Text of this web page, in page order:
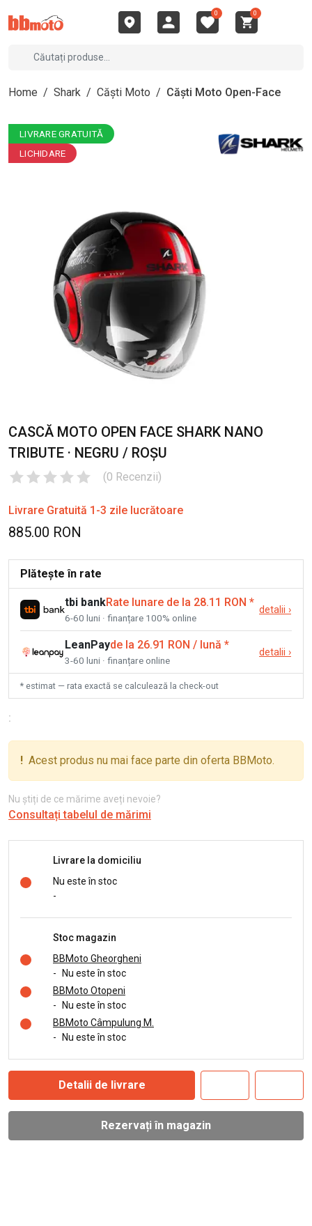
0 0
Home / Shark / Căști Moto / Căști Moto Open-Face
LIVRARE GRATUITĂ
LICHIDARE
CASCĂ MOTO OPEN FACE SHARK NANO
TRIBUTE · NEGRU / ROȘU
(0 Recenzii)
Livrare Gratuită 1-3 zile lucrătoare
885.00 RON
Plătește în rate
tbi bankRate lunare de la 28.11 RON *
6-60 luni · finanțare 100% online
detalii ›
LeanPayde la 26.91 RON / lună *
3-60 luni · finanțare online
detalii ›
* estimat — rata exactă se calculează la check-out
:
! Acest produs nu mai face parte din oferta BBMoto.
Nu știți de ce mărime aveți nevoie?
Consultați tabelul de mărimi
Livrare la domiciliu
Nu este în stoc
-
Stoc magazin
BBMoto Gheorgheni
-
Nu este în stoc
BBMoto Otopeni
-
Nu este în stoc
BBMoto Câmpulung M.
-
Nu este în stoc
Detalii de livrare
Rezervați în magazin